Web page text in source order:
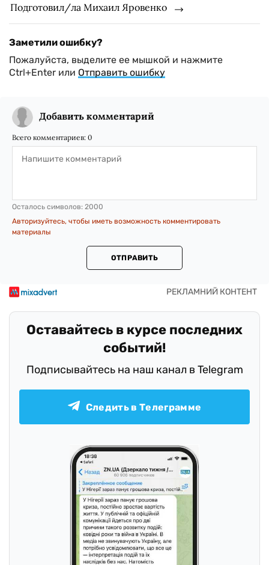
Подготовил/ла Михаил Яровенко
Заметили ошибку?
Пожалуйста, выделите ее мышкой и нажмите
Ctrl+Enter или Отправить ошибку
Добавить комментарий
Всего комментариев: 0
Осталось символов: 2000
Авторизуйтесь, чтобы иметь возможность комментировать
материалы
ОТПРАВИТЬ
Оставайтесь в курсе последних
событий!
Подписывайтесь на наш канал в Telegram
Следить в Телеграмме